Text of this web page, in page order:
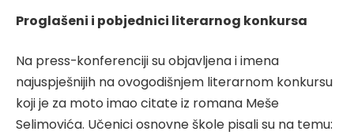
Proglašeni i pobjednici literarnog konkursa
Na press-konferenciji su objavljena i imena
najuspješnijih na ovogodišnjem literarnom konkursu
koji je za moto imao citate iz romana Meše
Selimovića. Učenici osnovne škole pisali su na temu: